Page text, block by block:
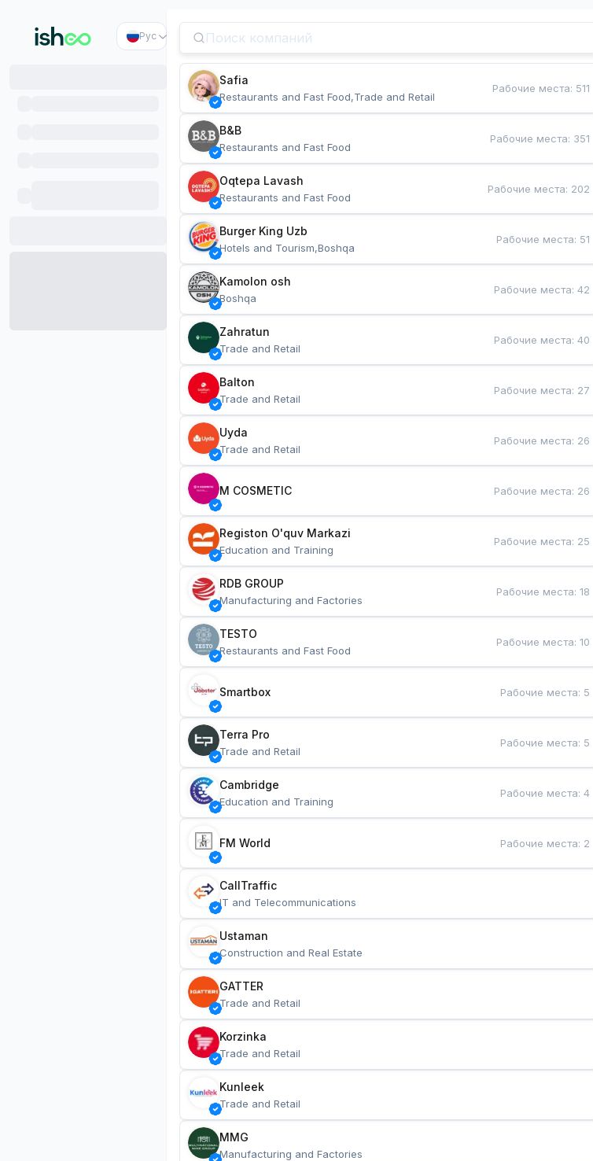
Рус
Safia
Restaurants and Fast Food,Trade and Retail
Рабочие места: 511
B&B
Restaurants and Fast Food
Рабочие места: 351
Oqtepa Lavash
Restaurants and Fast Food
Рабочие места: 202
Burger King Uzb
Hotels and Tourism,Boshqa
Рабочие места: 51
Kamolon osh
Boshqa
Рабочие места:42
Zahratun
Trade and Retail
Рабочие места:40
Balton
Trade and Retail
Рабочие места: 27
Uyda
Trade and Retail
Рабочие места: 26
M COSMETIC Рабочие места: 26
Registon O'quv Markazi
Education and Training
Рабочие места: 25
RDB GROUP
Manufacturing and Factories
Рабочие места:18
TESTO
Restaurants and Fast Food
Рабочие места:10
Smartbox Рабочие места: 5
Terra Pro
Trade and Retail
Рабочие места: 5
Cambridge
Education and Training
Рабочие места:4
FM World Рабочие места: 2
CallTraffic
IT and Telecommunications
Ustaman
Construction and Real Estate
GATTER
Trade and Retail
Korzinka
Trade and Retail
Kunleek
Trade and Retail
MMG
Manufacturing and Factories